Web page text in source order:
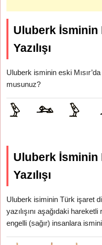
Uluberk İsminin
Yazılışı
Uluberk isminin eski
musunuz?
Uluberk İsminin
Yazılışı
Uluberk isiminin Türk işaret
yazılışını aşağıdaki
engelli (sağır) insanlara